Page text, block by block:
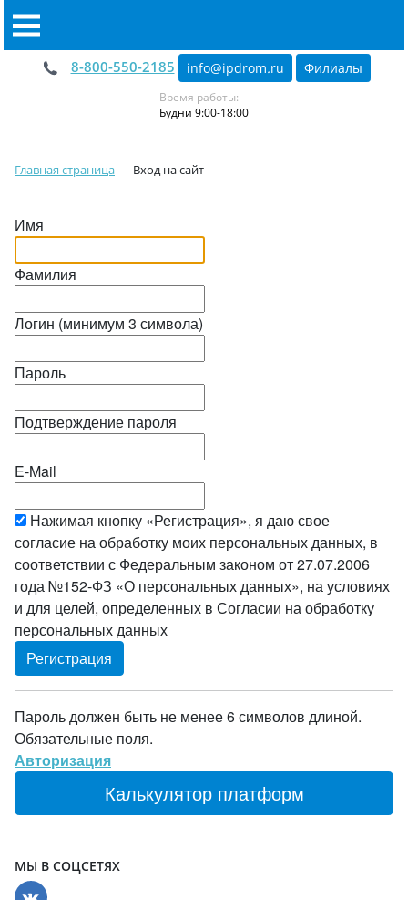
8-800-550-2185 info@ipdrom.ru Филиалы
Время работы:
Будни 9:00-18:00
Главная страница Вход на сайт
Имя
Фамилия
Логин (минимум 3 символа)
Пароль
Подтверждение пароля
E-Mail
Нажимая кнопку «Регистрация», я даю свое
согласие на обработку моих персональных данных, в
соответствии с Федеральным законом от 27.07.2006
года №152-ФЗ «О персональных данных», на условиях
и для целей, определенных в Согласии на обработку
персональных данных
Пароль должен быть не менее 6 символов длиной.
Обязательные поля.
Авторизация
Калькулятор платформ
МЫ В СОЦСЕТЯХ